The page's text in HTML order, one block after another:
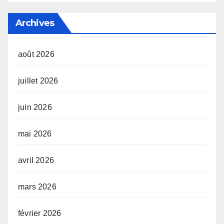
Archives
août 2026
juillet 2026
juin 2026
mai 2026
avril 2026
mars 2026
février 2026